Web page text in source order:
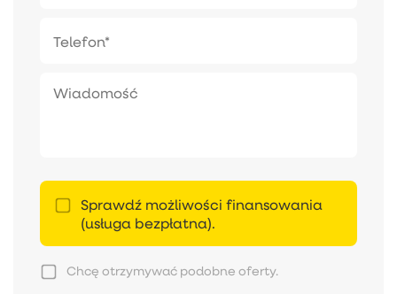
Sprawdź możliwości finansowania
(usługa bezpłatna).
Chcę otrzymywać podobne oferty.